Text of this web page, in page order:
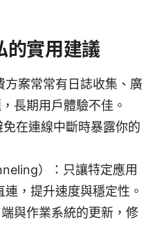
的實用建議
方案常常有日誌收集、廣
長期用戶體驗不佳。
在連線中斷時暴露你的
）：只讓特定應用
，提升速度與穩定性。
與作業系統的更新，修